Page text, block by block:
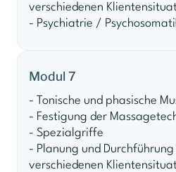
verschiedenen
- Psychiatrie /
Modul 7
- Tonische und phasische
- Festigung der
- Spezialgriffe
- Planung und
verschiedenen